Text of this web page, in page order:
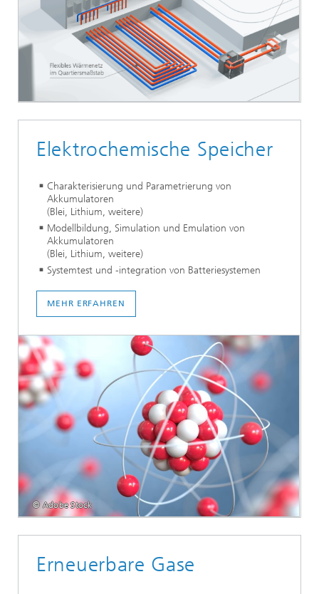
Elektrochemische Speicher
Charakterisierung und Parametrierung von
Akkumulatoren
(Blei, Lithium, weitere)
Modellbildung, Simulation und Emulation von
Akkumulatoren
(Blei, Lithium, weitere)
Systemtest und -integration von Batteriesystemen
MEHR ERFAHREN
© Adobe Stock
Erneuerbare Gase